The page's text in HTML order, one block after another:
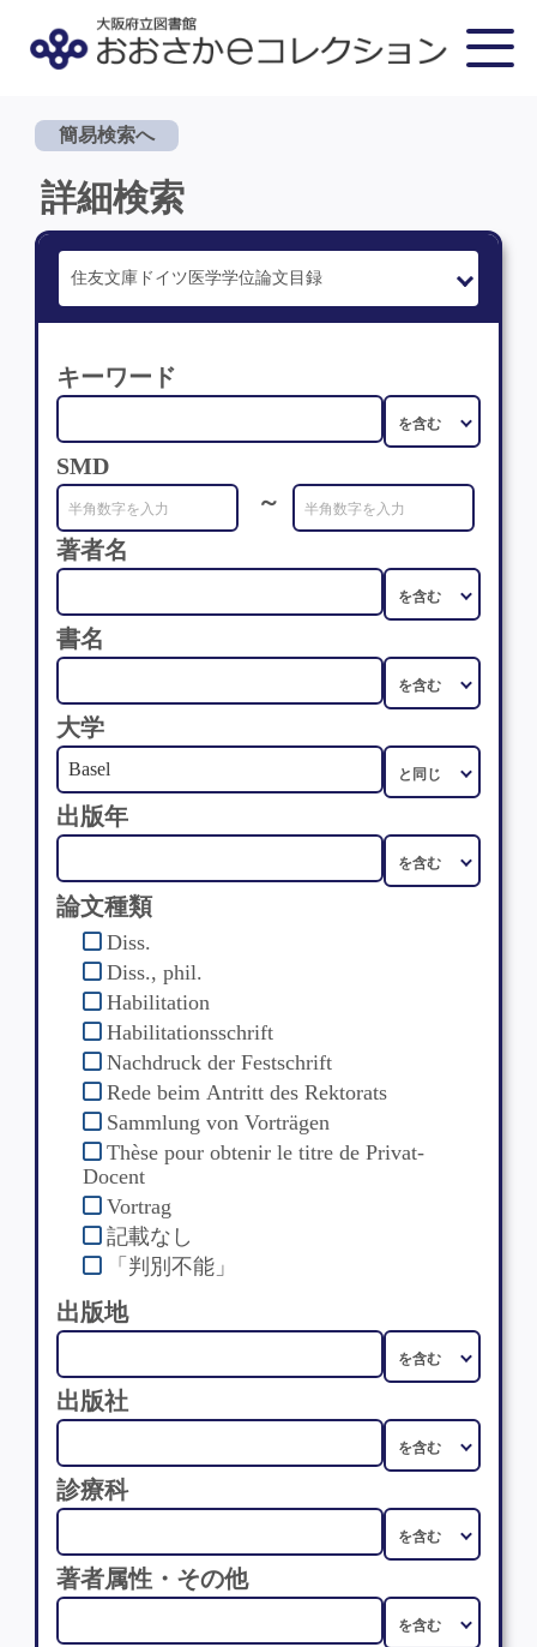
簡易検索へ
詳細検索
キーワード
SMD
～
著者名
書名
大学
出版年
論文種類
Diss.
Diss., phil.
Habilitation
Habilitationsschrift
Nachdruck der Festschrift
Rede beim Antritt des Rektorats
Sammlung von Vorträgen
Thèse pour obtenir le titre de Privat-
Docent
Vortrag
記載なし
「判別不能」
出版地
出版社
診療科
著者属性・その他